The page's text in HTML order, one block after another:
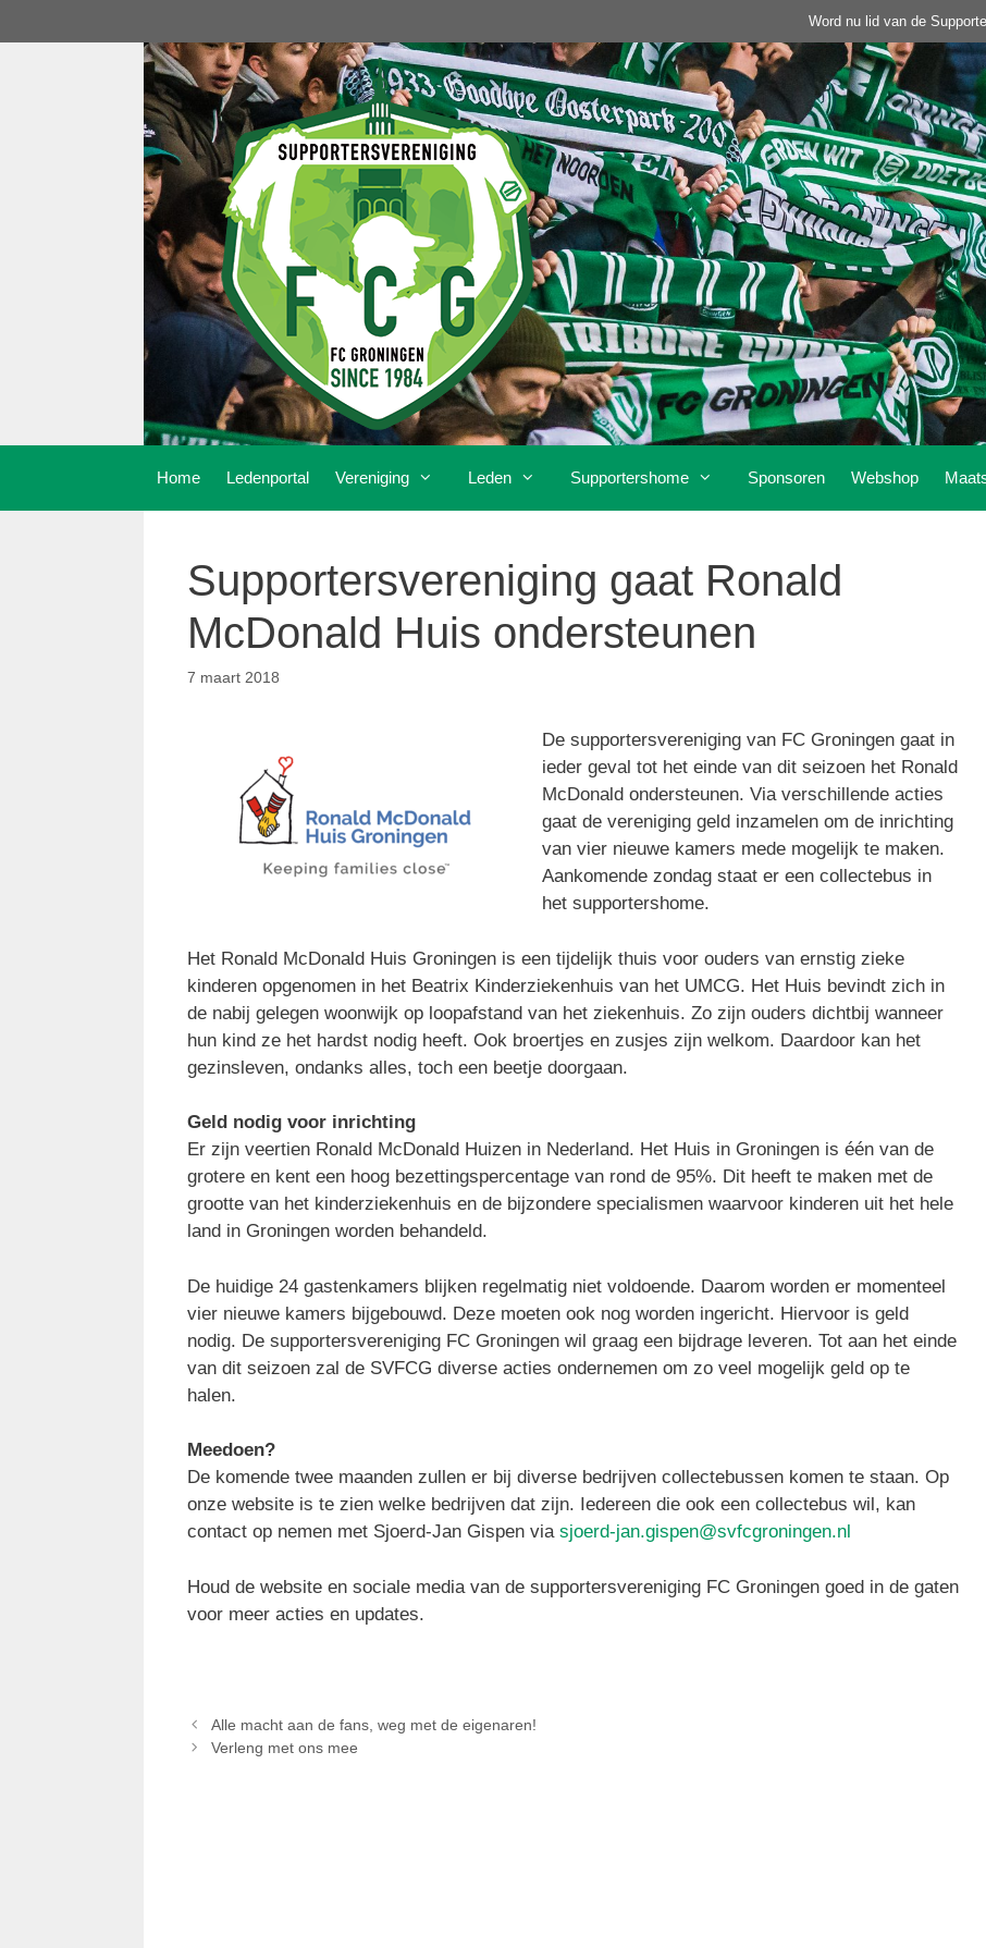
naar
Word nu lid van de
Home Ledenportal Vereniging Leden Supportershome Sponsoren Webshop
Supportersvereniging gaat Ronald
McDonald Huis ondersteunen
7 maart 2018
De supportersvereniging van FC Groningen gaat in
ieder geval tot het einde van dit seizoen het Ronald
McDonald ondersteunen. Via verschillende acties
gaat de vereniging geld inzamelen om de inrichting
van vier nieuwe kamers mede mogelijk te maken.
Aankomende zondag staat er een collectebus in
het supportershome.
Het Ronald McDonald Huis Groningen is een tijdelijk thuis voor ouders van ernstig zieke
kinderen opgenomen in het Beatrix Kinderziekenhuis van het UMCG. Het Huis bevindt zich in
de nabij gelegen woonwijk op loopafstand van het ziekenhuis. Zo zijn ouders dichtbij wanneer
hun kind ze het hardst nodig heeft. Ook broertjes en zusjes zijn welkom. Daardoor kan het
gezinsleven, ondanks alles, toch een beetje doorgaan.
Geld nodig voor inrichting
Er zijn veertien Ronald McDonald Huizen in Nederland. Het Huis in Groningen is één van de
grotere en kent een hoog bezettingspercentage van rond de 95%. Dit heeft te maken met de
grootte van het kinderziekenhuis en de bijzondere specialismen waarvoor kinderen uit het hele
land in Groningen worden behandeld.
De huidige 24 gastenkamers blijken regelmatig niet voldoende. Daarom worden er momenteel
vier nieuwe kamers bijgebouwd. Deze moeten ook nog worden ingericht. Hiervoor is geld
nodig. De supportersvereniging FC Groningen wil graag een bijdrage leveren. Tot aan het einde
van dit seizoen zal de SVFCG diverse acties ondernemen om zo veel mogelijk geld op te
halen.
Meedoen?
De komende twee maanden zullen er bij diverse bedrijven collectebussen komen te staan. Op
onze website is te zien welke bedrijven dat zijn. Iedereen die ook een collectebus wil, kan
contact op nemen met Sjoerd-Jan Gispen via sjoerd-jan.gispen@svfcgroningen.nl
Houd de website en sociale media van de supportersvereniging FC Groningen goed in de gaten
voor meer acties en updates.
Alle macht aan de fans, weg met de eigenaren!
Verleng met ons mee